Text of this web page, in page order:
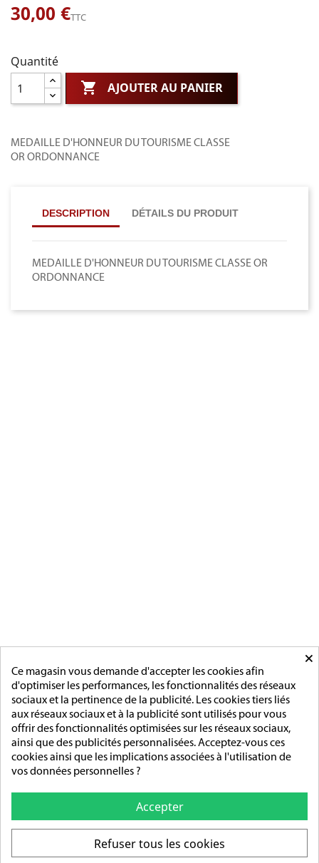
30,00 €TTC
Quantité
 AJOUTER AU PANIER
MEDAILLE D'HONNEUR DU TOURISME CLASSE
OR ORDONNANCE
DESCRIPTION DÉTAILS DU PRODUIT
MEDAILLE D'HONNEUR DU TOURISME CLASSE OR
ORDONNANCE
PAGES
L'entreprise
Sur mesure
Mentions légales
Conditions générales de vente
ADRESSE/TÉLÉPHONE
Tél :02 31 83 76 03
Ouverture :
×
Ce magasin vous demande d'accepter les cookies afin
d'optimiser les performances, les fonctionnalités des réseaux
sociaux et la pertinence de la publicité. Les cookies tiers liés
aux réseaux sociaux et à la publicité sont utilisés pour vous
offrir des fonctionnalités optimisées sur les réseaux sociaux,
ainsi que des publicités personnalisées. Acceptez-vous ces
cookies ainsi que les implications associées à l'utilisation de
vos données personnelles ?
Accepter
Refuser tous les cookies